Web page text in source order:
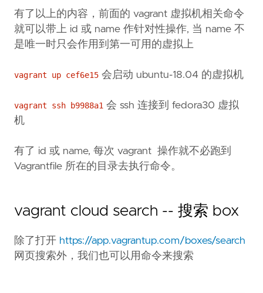
有了以上的内容，前面的 vagrant 虚拟机相关命令
就可以带上 id 或 name 作针对性操作, 当 name 不
是唯一时只会作用到第一可用的虚拟上
vagrant up cef6e15 会启动 ubuntu-18.04 的虚拟机
vagrant ssh b9988a1 会 ssh 连接到 fedora30 虚拟
机
有了 id 或 name, 每次 vagrant 操作就不必跑到
Vagrantfile 所在的目录去执行命令。
vagrant cloud search -- 搜索 box
除了打开 https://app.vagrantup.com/boxes/search
网页搜索外，我们也可以用命令来搜索